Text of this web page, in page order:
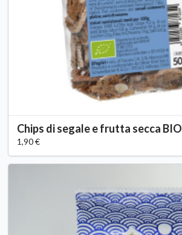
Chips di segale e frutta secca BIO
1,90 €